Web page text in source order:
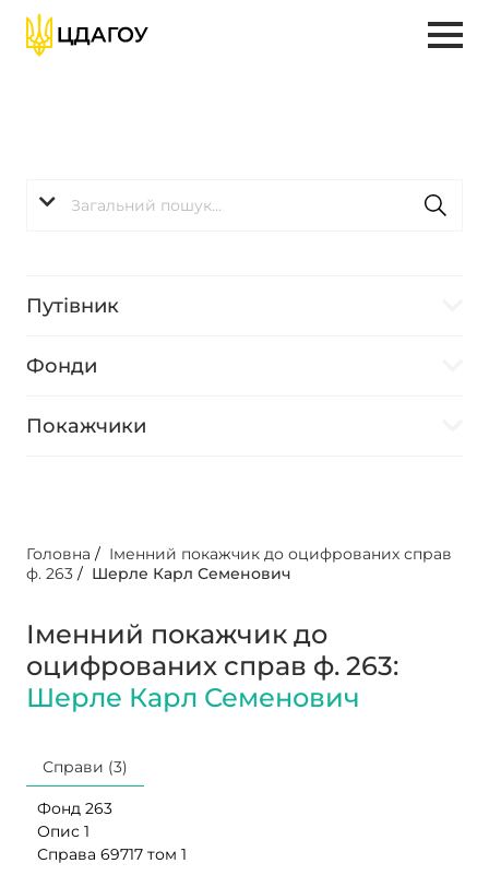
Путівник
Фонди
Покажчики
Головна / Іменний покажчик до оцифрованих справ
ф. 263 / Шерле Карл Семенович
Іменний покажчик до
оцифрованих справ ф. 263:
Шерле Карл Семенович
Справи (3)
Фонд 263
Опис 1
Справа 69717 том 1